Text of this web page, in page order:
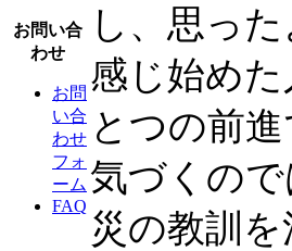
お問い合
わせ
お問
い合
わせ
フォ
ーム
FAQ
し、思っ
感じ始め
とつの前
気づくの
災の教訓